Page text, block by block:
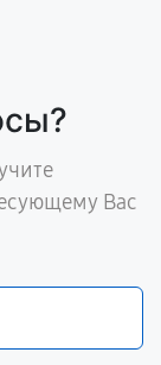
Вас